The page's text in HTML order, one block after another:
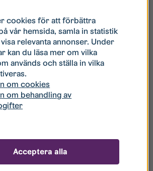
har tillsammans med KFUM
föreningssamarbeten är att kunna
unga runt om i Linköping
på lov och fritiden. KFUM
både en stor bredd av aktiviteter
samt att man också är otroligt
och engagera ledare till sådana
Linköping
cookies för att förbättra
vår hemsida, samla in statistik
relevanta annonser. Under
kan du läsa mer om vilka
används och ställa in vilka
om cookies
om behandling av
Acceptera alla